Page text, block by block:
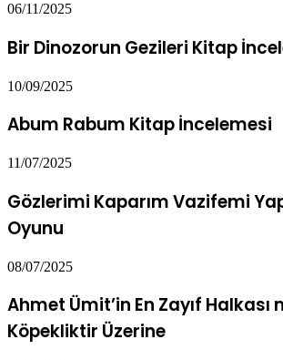
06/11/2025
Bir Dinozorun Gezileri Kitap
10/09/2025
Abum Rabum Kitap İncelemesi
11/07/2025
Gözlerimi Kaparım Vazifemi
Oyunu
08/07/2025
Ahmet Ümit’in En Zayıf Halkası
Köpekliktir Üzerine